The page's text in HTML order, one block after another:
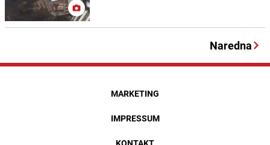
Naredna
MARKETING
IMPRESSUM